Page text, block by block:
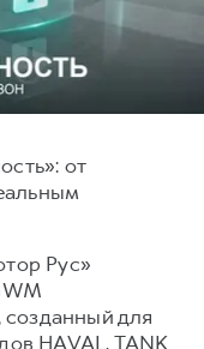
000 ₽
от
Рус»
созданный для
HAVAL, TANK